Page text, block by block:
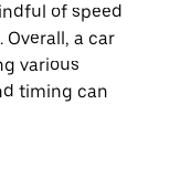
of speed
a car
various
timing can